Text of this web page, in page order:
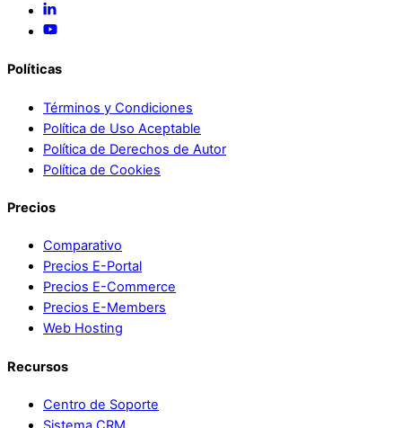
Políticas
Términos y Condiciones
Política de Uso Aceptable
Política de Derechos de Autor
Política de Cookies
Precios
Comparativo
Precios E-Portal
Precios E-Commerce
Precios E-Members
Web Hosting
Recursos
Centro de Soporte